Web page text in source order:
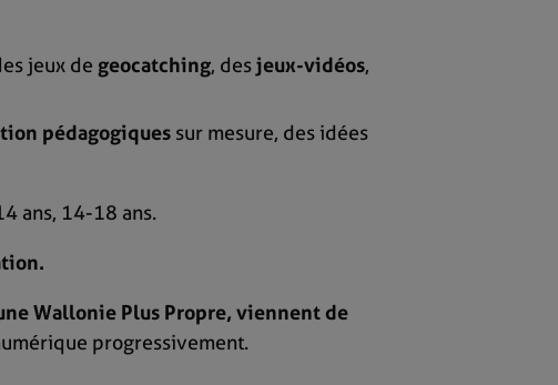
jeux de geocatching, desjeux-vidéos,
pédagogiquessur mesure, des idées
ans, 14-18 ans.
Wallonie Plus Propre, viennent de
progressivement.